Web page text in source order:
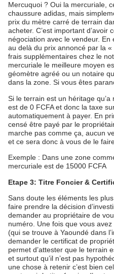
Mercuquoi ? Oui la mercuriale,
chaussure adidas, mais
prix du mètre carré de terrain
acheter. C’est important d’avoir
négociation avec le vendeur.
au delà du prix annoncé par la
frais supplémentaires chez le
mercuriale le meilleure moyen
géomètre agréé ou un notaire
dans la zone. Si vous êtes
Si le terrain est un héritage
est de 0 FCFA et donc la taxe
automatiquement à payer. En
censé être payé par le
marche pas comme ça, aucun
et ce sera donc à vous de le
Exemple : Dans une zone
mercuriale est de 15000 FCFA
Etape 3: Titre Foncier &
Sans doute les éléments les
faire prendre la décision
demander au propriétaire de
numéro. Une fois que vous
(qui se trouve à Yaoundé dans
demander le certificat de
permet d’attester que le terrain
et surtout qu’il n’est pas
une chose à retenir c’est bien